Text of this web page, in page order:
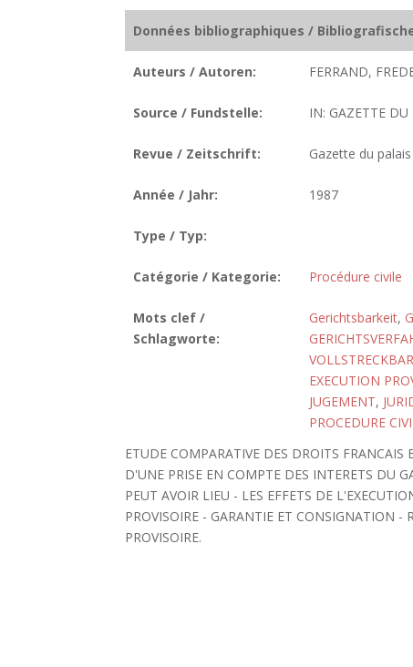
Données bibliographiques /
Auteurs / Autoren: FERRAND,
Source / Fundstelle: IN: GAZETTE
Revue / Zeitschrift: Gazette du palais
Année / Jahr: 1987
Type / Typ:
Catégorie / Kategorie: Procédure civile
Mots clef /
Schlagworte:
Gerichtsbarkeit,
EXECUTION
JUGEMENT,
PROCEDURE
ETUDE COMPARATIVE DES DROITS
D'UNE PRISE EN COMPTE DES INTERETS DU
PEUT AVOIR LIEU - LES EFFETS DE
PROVISOIRE - GARANTIE ET CONSIGNATION -
PROVISOIRE.